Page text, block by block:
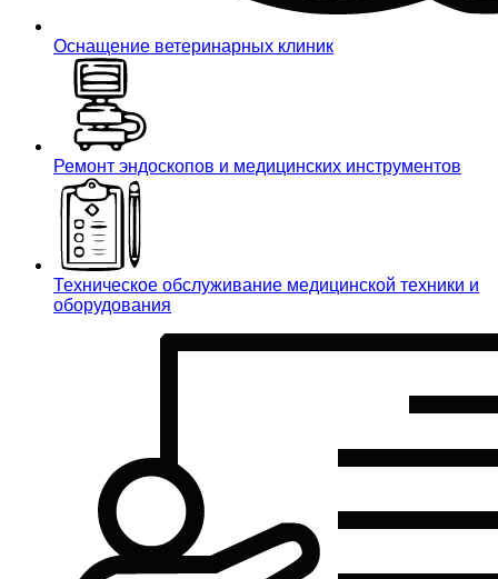
Оснащение ветеринарных клиник
Ремонт эндоскопов и медицинских инструментов
Техническое обслуживание медицинской техники и
оборудования